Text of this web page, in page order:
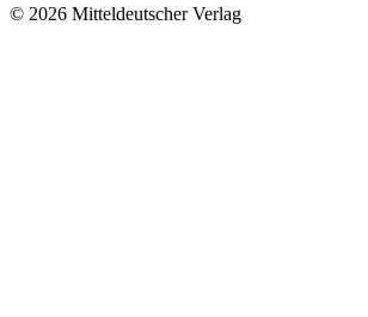
© 2026 Mitteldeutscher Verlag